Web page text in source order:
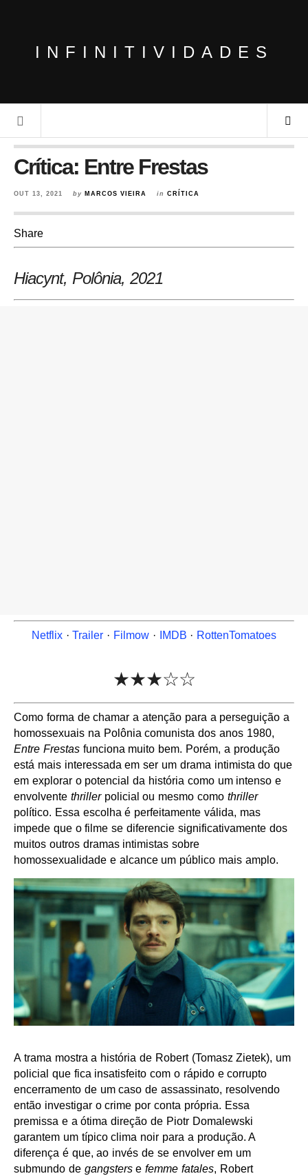
INFINITIVIDADES
Crítica: Entre Frestas
OUT 13, 2021 by MARCOS VIEIRA in CRÍTICA
Share
Hiacynt, Polônia, 2021
Netflix·Trailer · Filmow · IMDB · RottenTomatoes
★★★☆☆
Como forma de chamar a atenção para a perseguição a
homossexuais na Polônia comunista dos anos 1980,
Entre Frestasfunciona muito bem. Porém, a produção
está mais interessada em ser um drama intimista do que
em explorar o potencial da história como um intenso e
envolvente thrillerpolicial ou mesmo como thriller
político. Essa escolha é perfeitamente válida, mas
impede que o filme se diferencie significativamente dos
muitos outros dramas intimistas sobre
homossexualidade e alcance um público mais amplo.
A trama mostra a história de Robert (Tomasz Zietek), um
policial que fica insatisfeito com o rápido e corrupto
encerramento de um caso de assassinato, resolvendo
então investigar o crime por conta própria. Essa
premissa e a ótima direção de Piotr Domalewski
garantem um típico clima noir para a produção. A
diferença é que, ao invés de se envolver em um
submundo de gangstersefemme fatales, Robert